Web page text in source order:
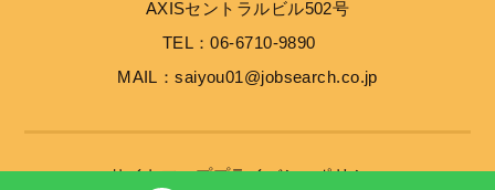
ある場合 お客さまが希望されるサービスを行なうた
AXISセントラルビル502号
TEL：06-6710-9890
MAIL：saiyou01@jobsearch.co.jp
サイトマッププライバシーポリシー